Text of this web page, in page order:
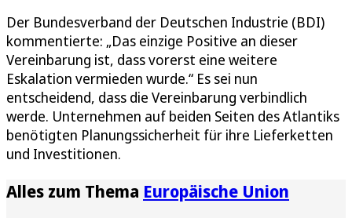
Der Bundesverband der Deutschen Industrie (BDI)
kommentierte: „Das einzige Positive an dieser
Vereinbarung ist, dass vorerst eine weitere
Eskalation vermieden wurde.“ Es sei nun
entscheidend, dass die Vereinbarung verbindlich
werde. Unternehmen auf beiden Seiten des Atlantiks
benötigten Planungssicherheit für ihre Lieferketten
und Investitionen.
Alles zum Thema Europäische Union